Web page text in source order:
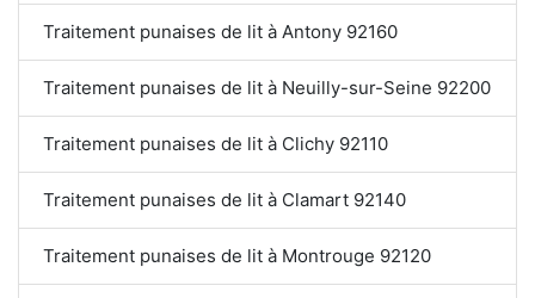
Traitement punaises de lit à Antony 92160
Traitement punaises de lit à Neuilly-sur-Seine 92200
Traitement punaises de lit à Clichy 92110
Traitement punaises de lit à Clamart 92140
Traitement punaises de lit à Montrouge 92120